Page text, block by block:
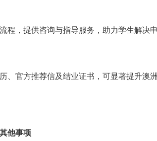
程，提供咨询与指导服务，助力学生解决
、官方推荐信及结业证书，可显著提升澳
他事项